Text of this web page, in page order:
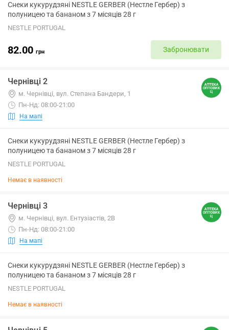
Снеки кукурудзяні NESTLE GERBER (Нестле Гербер) з
полуницею та бананом з 7 місяців 28 г
NESTLE PORTUGAL
82.00 грн Забронювати
Чернівці 2
м. Чернівці, вул. Степана Бандери, 1
Пн-Нд: 08:00-21:00
На мапі
Снеки кукурудзяні NESTLE GERBER (Нестле Гербер) з
полуницею та бананом з 7 місяців 28 г
NESTLE PORTUGAL
Немає в наявності
Чернівці 3
м. Чернівці, вул. Ентузіастів, 2В
Пн-Нд: 08:00-21:00
На мапі
Снеки кукурудзяні NESTLE GERBER (Нестле Гербер) з
полуницею та бананом з 7 місяців 28 г
NESTLE PORTUGAL
Немає в наявності